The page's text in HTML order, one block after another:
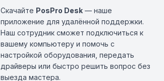
Скачайте PosPro Desk — наше
приложение для удалённой поддержки.
Наш сотрудник сможет подключиться к
вашему компьютеру и помочь с
настройкой оборудования, передать
драйверы или быстро решить вопрос без
выезда мастера.